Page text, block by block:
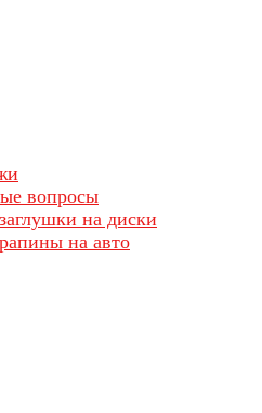
вопросы
на диски
на авто